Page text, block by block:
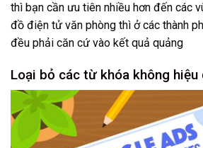
thì bạn cần ưu tiên nhiều hơn đến các
đồ điện tử văn phòng thì ở các thành
đều phải căn cứ vào kết quả quảng
Loại bỏ các từ khóa không hiệu